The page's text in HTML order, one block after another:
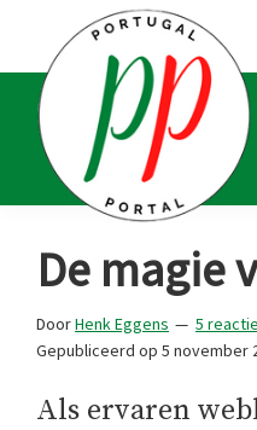
hoofd
inhoud
eerste
sidebar
voettekst
Portal
Portugalliefhebbers
en
-
fanaten
De magie
DoorHenk Eggens
5
Gepubliceerd op 5 november
Als ervaren